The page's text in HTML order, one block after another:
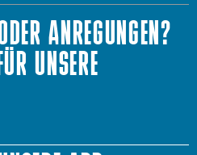
ANREGUNGEN?
UNSERE